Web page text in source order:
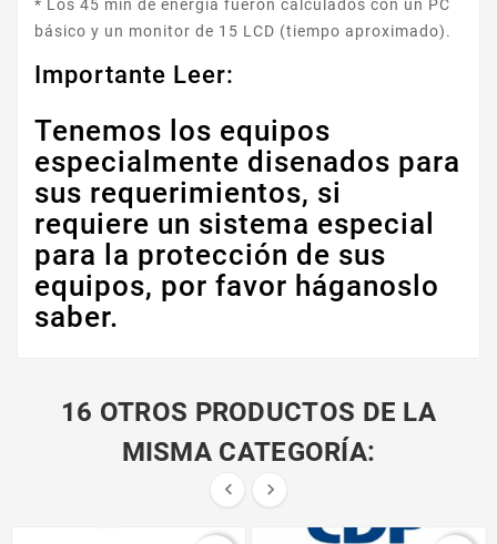
* Los 45 min de energia fueron calculados con un PC
básico y un monitor de 15 LCD (tiempo aproximado).
Importante Leer:
Tenemos los equipos
especialmente disenados para
sus requerimientos, si
requiere un sistema especial
para la protección de sus
equipos, por favor háganoslo
saber.
16 OTROS PRODUCTOS DE LA
MISMA CATEGORÍA:
 